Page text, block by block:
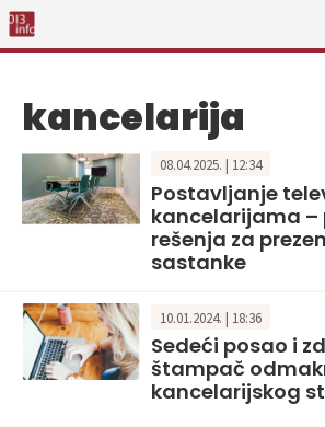
kancelarija
08.04.2025. | 12:34
Postavljanje
kancelarijama
rešenja za
sastanke
10.01.2024. | 18:36
Sedeći posao i
štampač
kancelarijskog